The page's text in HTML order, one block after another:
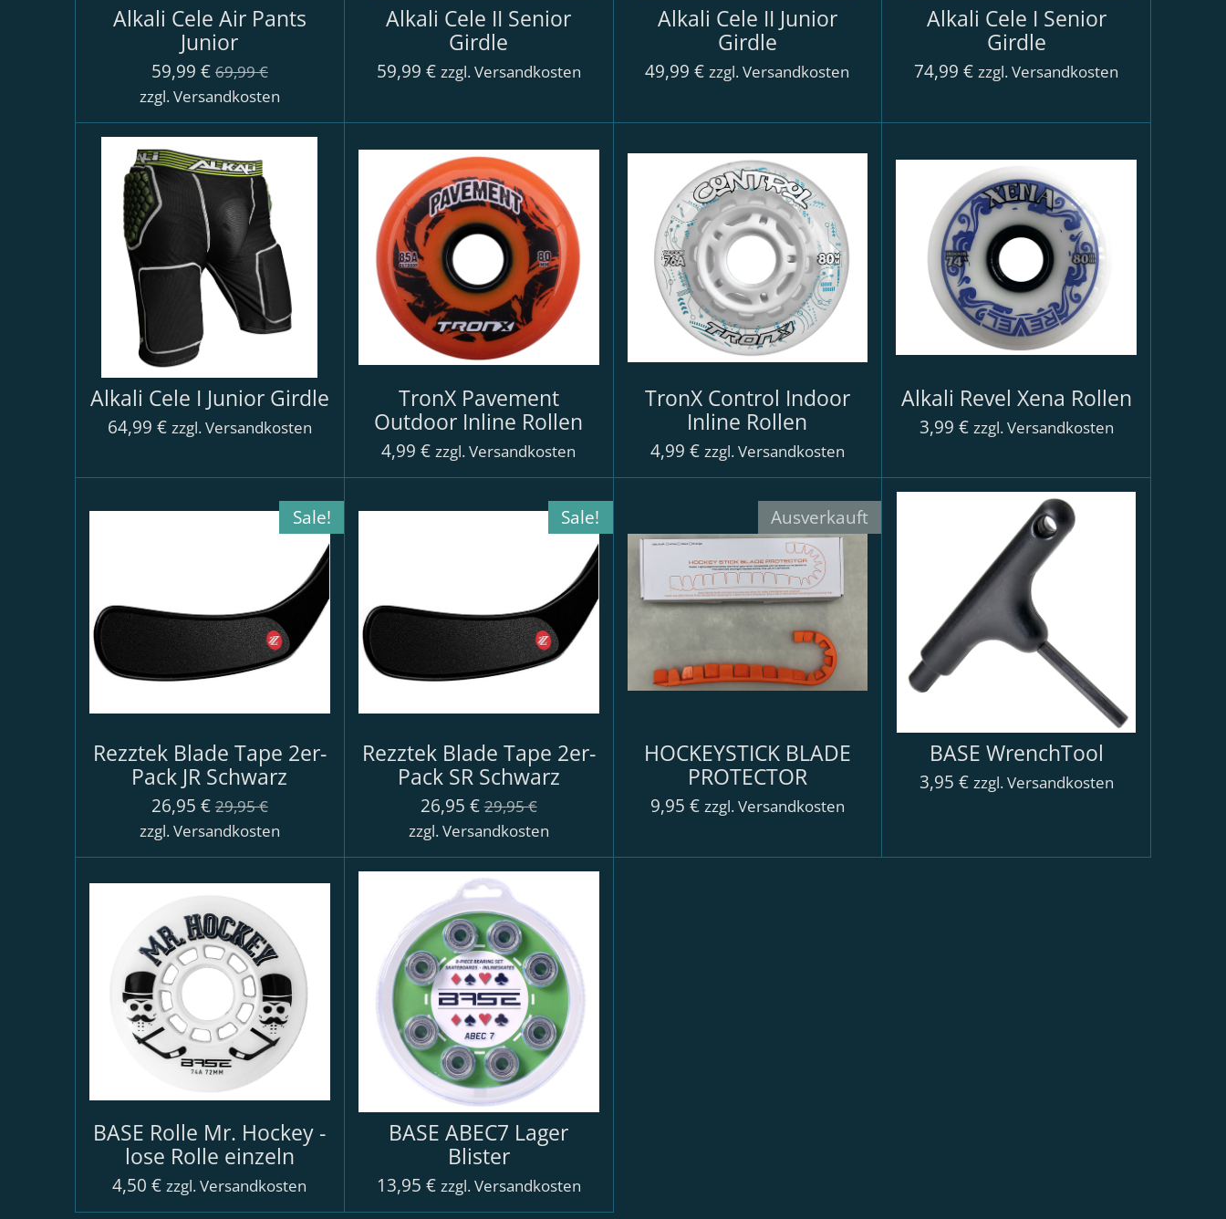
Alkali Cele Air Pants
Junior
59,99 € 69,99 €
zzgl. Versandkosten
Alkali Cele II Senior
Girdle
59,99 € zzgl. Versandkosten
Alkali Cele II Junior
Girdle
49,99 € zzgl. Versandkosten
Alkali Cele I Senior
Girdle
74,99 € zzgl. Versandkosten
Alkali Cele I Junior Girdle
64,99 € zzgl. Versandkosten
TronX Pavement
Outdoor Inline Rollen
4,99 € zzgl. Versandkosten
TronX Control Indoor
Inline Rollen
4,99 € zzgl. Versandkosten
Alkali Revel Xena Rollen
3,99 € zzgl. Versandkosten
Sale!
Rezztek Blade Tape 2er-
Pack JR Schwarz
26,95 € 29,95 €
zzgl. Versandkosten
Sale!
Rezztek Blade Tape 2er-
Pack SR Schwarz
26,95 € 29,95 €
zzgl. Versandkosten
Ausverkauft
HOCKEYSTICK BLADE
PROTECTOR
9,95 € zzgl. Versandkosten
BASE WrenchTool
3,95 € zzgl. Versandkosten
BASE Rolle Mr. Hockey -
lose Rolle einzeln
4,50 € zzgl. Versandkosten
BASE ABEC7 Lager
Blister
13,95 € zzgl. Versandkosten